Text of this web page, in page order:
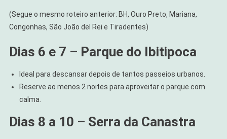
(Segue o mesmo roteiro anterior: BH, Ouro Preto, Mariana,
Congonhas, São João del Rei e Tiradentes)
Dias 6 e 7 – Parque do Ibitipoca
Ideal para descansar depois de tantos passeios urbanos.
Reserve ao menos 2 noites para aproveitar o parque com
calma.
Dias 8 a 10 – Serra da Canastra